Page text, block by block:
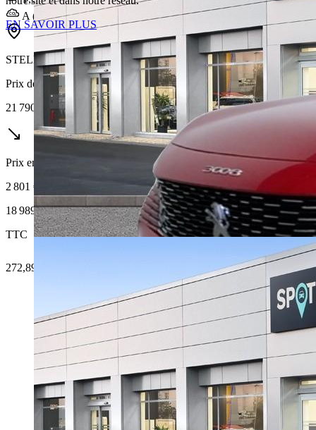
A (30 g/km)
STELLANTIS &YOU LYON ÉCULLY
Prix de vente
21 790 €
Prix en baisse
2 801 €
18 989 €
TTC
272,89 € /Mois
EN SAVOIR PLUS